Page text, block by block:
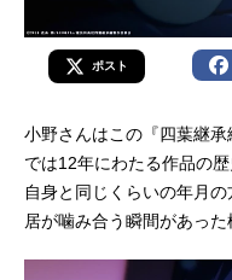
ポスト
小野さんはこの『四葉継
では12年にわたる作品の
自身と同じくらいの年月
居が噛み合う瞬間があった